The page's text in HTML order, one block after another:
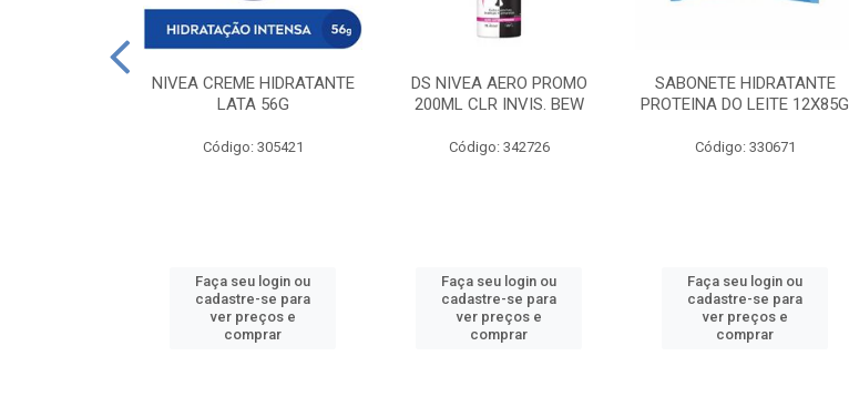
NIVEA CREME HIDRATANTE
LATA 56G
Código: 305421
Faça seu login ou
cadastre-se para
ver preços e
comprar
DS NIVEA AERO PROMO
200ML CLR INVIS. BEW
Código: 342726
Faça seu login ou
cadastre-se para
ver preços e
comprar
SABONETE HIDRATANTE
PROTEINA DO LEITE 12X85G
Código: 330671
Faça seu login ou
cadastre-se para
ver preços e
comprar